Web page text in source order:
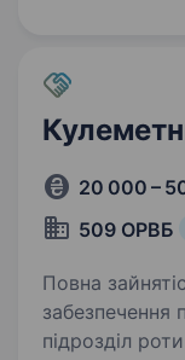
20 000 –
509 ОРВБ
Повна зайнятість. У військову
забезпечення
підрозділ роти